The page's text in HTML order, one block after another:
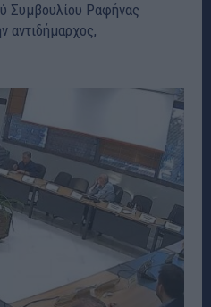
Συμβουλίου Ραφήνας
αντιδήμαρχος,